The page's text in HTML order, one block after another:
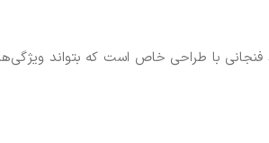
فنجانی با طراحی خاص است که بتواند